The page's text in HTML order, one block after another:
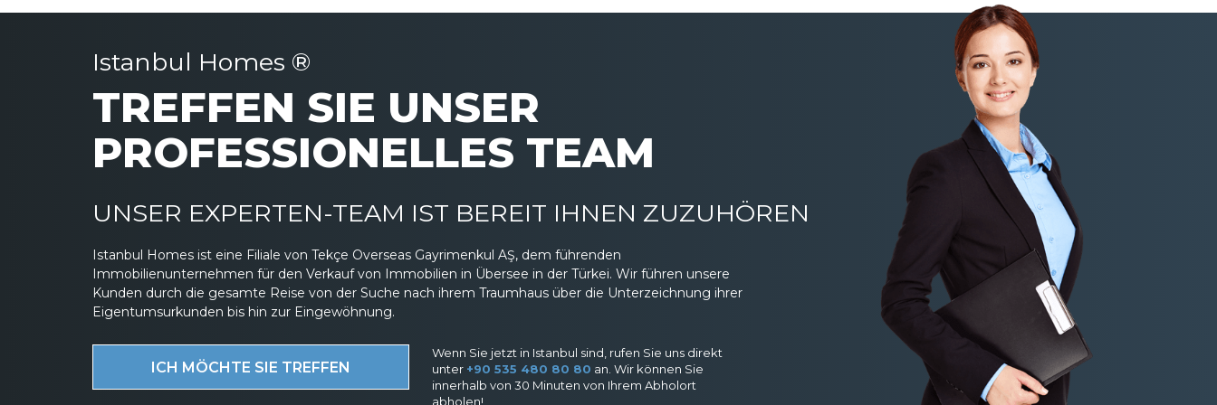
Istanbul Homes ®
TREFFEN SIE UNSER
PROFESSIONELLES TEAM
UNSER EXPERTEN-TEAM IST BEREIT IHNEN ZUZUHÖREN
Istanbul Homes ist eine Filiale von Tekçe Overseas Gayrimenkul AŞ, dem führenden
Immobilienunternehmen für den Verkauf von Immobilien in Übersee in der Türkei. Wir führen unsere
Kunden durch die gesamte Reise von der Suche nach ihrem Traumhaus über die Unterzeichnung ihrer
Eigentumsurkunden bis hin zur Eingewöhnung.
ICH MÖCHTE SIE TREFFEN
Wenn Sie jetzt in Istanbul sind, rufen Sie uns direkt
unter +90 535 480 80 80 an. Wir können Sie
innerhalb von 30 Minuten von Ihrem Abholort
abholen!